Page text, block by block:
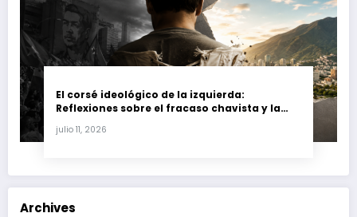
El corsé ideológico de la izquierda:
Reflexiones sobre el fracaso chavista y la
julio 11, 2026
Archives